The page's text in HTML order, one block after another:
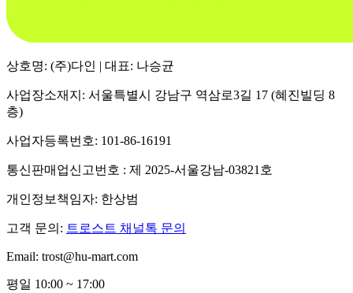
상호명: (주)다인 | 대표: 나승균
사업장소재지: 서울특별시 강남구 역삼로3길 17 (혜진빌딩 8
층)
사업자등록번호: 101-86-16191
통신판매업신고번호 : 제 2025-서울강남-03821호
개인정보책임자: 한상범
고객 문의: 트로스트 채널톡 문의
Email: trost@hu-mart.com
평일 10:00 ~ 17:00